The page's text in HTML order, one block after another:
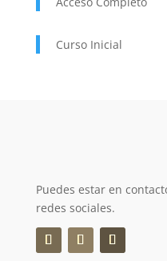
Curso Inicial
Puedes estar en
redes sociales.